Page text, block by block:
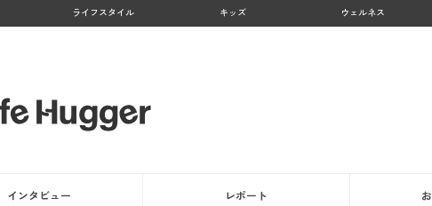
ライフスタイル キッズ ウェルネス
インタビュー レポート